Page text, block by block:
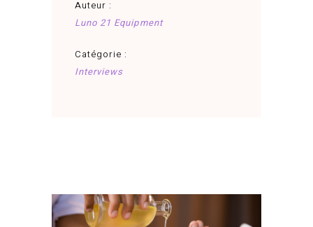
Auteur :
Luno 21 Equipment
Catégorie :
Interviews